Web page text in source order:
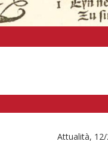
Attualità,